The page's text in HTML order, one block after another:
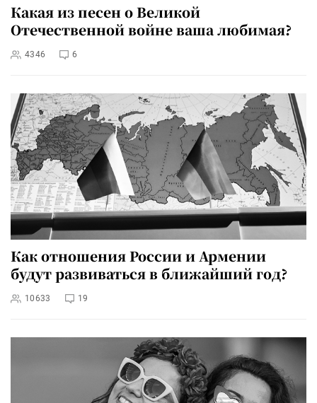
Какая из песен о Великой
Отечественной войне ваша любимая?
4346 6
Как отношения России и Армении
будут развиваться в ближайший год?
10633 19